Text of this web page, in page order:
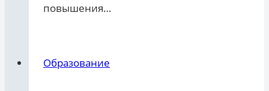
повышения…
Образование